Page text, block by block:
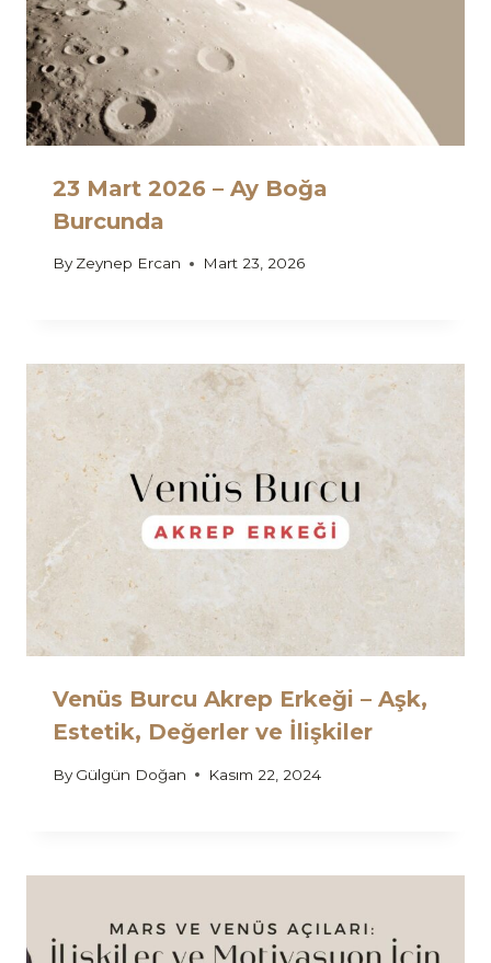
23 Mart 2026 – Ay Boğa
Burcunda
By Zeynep Ercan Mart 23, 2026
Venüs Burcu Akrep Erkeği – Aşk,
Estetik, Değerler ve İlişkiler
By Gülgün Doğan Kasım 22, 2024